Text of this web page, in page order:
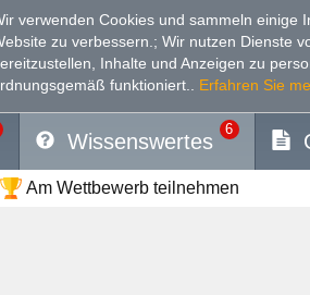
verwenden Cookies und sammeln einige
zu verbessern. ; Wir nutzen Dienste
Inhalte und Anzeigen zu
funktioniert.
Erfahren Sie
Wissenswertes
6
Am Wettbewerb teilnehmen